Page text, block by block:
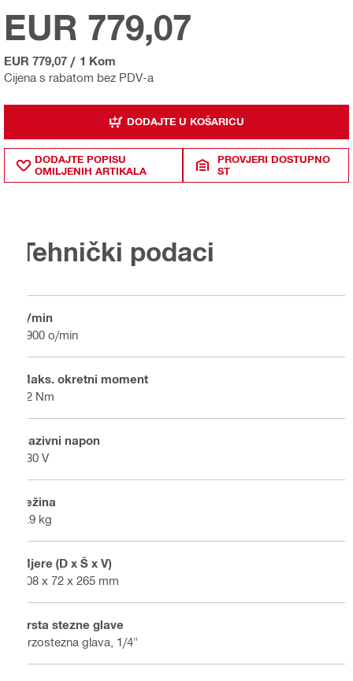
Cijena s rabatom bez PDV-a
EUR 779,07
EUR 779,07 / 1 Kom
DODAJTE U KOŠARICU
DODAJTE POPISU
OMILJENIH ARTIKALA
PROVJERI DOSTUPNO
ST
Tehnički podaci
o/min
1900 o/min
Maks. okretni moment
22 Nm
Nazivni napon
230 V
Težina
1.9 kg
Mjere (D x Š x V)
308 x 72 x 265 mm
Vrsta stezne glave
Brzostezna glava, 1/4"